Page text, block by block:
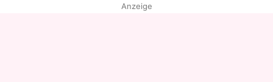
Anzeige